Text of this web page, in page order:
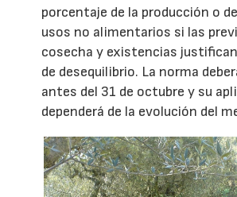
porcentaje de la producción o
usos no alimentarios si las
cosecha y existencias
de desequilibrio. La norma
antes del 31 de octubre y su
dependerá de la evolución del